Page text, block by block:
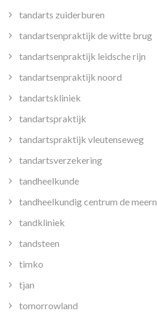
tandarts zuiderburen
tandartsenpraktijk de witte brug
tandartsenpraktijk leidsche rijn
tandartsenpraktijk noord
tandartskliniek
tandartspraktijk
tandartspraktijk vleutenseweg
tandartsverzekering
tandheelkunde
tandheelkundig centrum de meern
tandkliniek
tandsteen
timko
tjan
tomorrowland